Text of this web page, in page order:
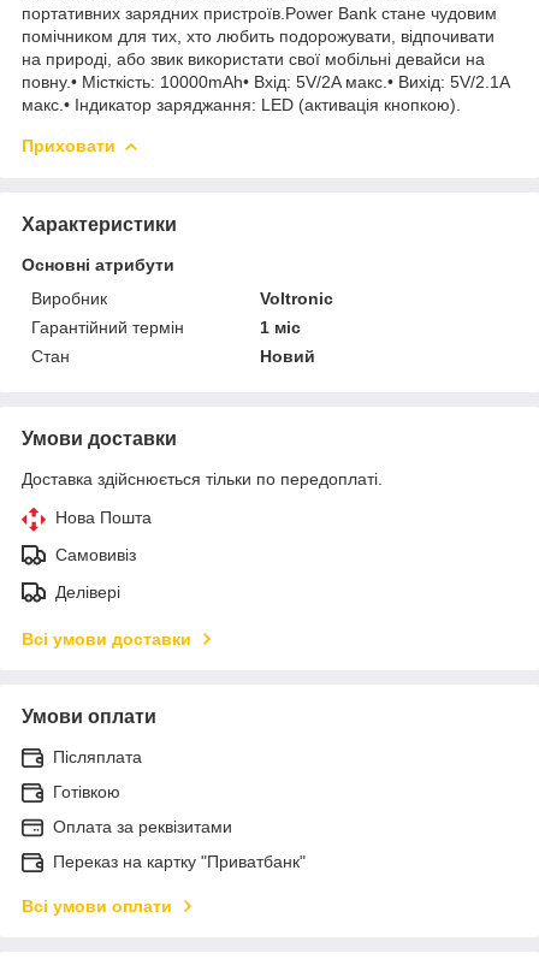
портативних зарядних пристроїв.Power Bank стане чудовим
помічником для тих, хто любить подорожувати, відпочивати
на природі, або звик використати свої мобільні девайси на
повну.• Місткість: 10000mAh• Вхід: 5V/2A макс.• Вихід: 5V/2.1A
макс.• Індикатор заряджання: LED (активація кнопкою).
Приховати
Характеристики
Основні атрибути
Виробник
Voltronic
Гарантійний термін
1 міс
Стан
Новий
Умови доставки
Доставка здійснюється тільки по передоплаті.
Нова Пошта
Самовивіз
Делівері
Всі умови доставки
Умови оплати
Післяплата
Готівкою
Оплата за реквізитами
Переказ на картку "Приватбанк"
Всі умови оплати